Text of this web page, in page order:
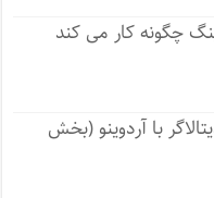
چگونه کار می کند
با آردوینو (بخش